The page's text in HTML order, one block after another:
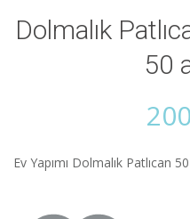
Dolmalık
50
Ev Yapımı Dolmalık Patlıcan